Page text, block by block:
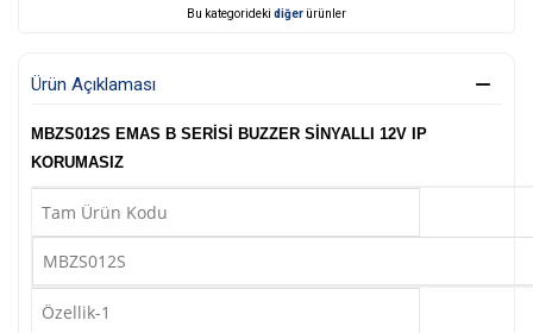
Bu kategorideki diğer ürünler
Ürün Açıklaması
MBZS012S EMAS B SERİSİ BUZZER SİNYALLI 12V IP
KORUMASIZ
Tam Ürün Kodu
MBZS012S
Özellik-1